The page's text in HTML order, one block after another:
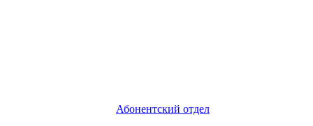
Абонентский отдел